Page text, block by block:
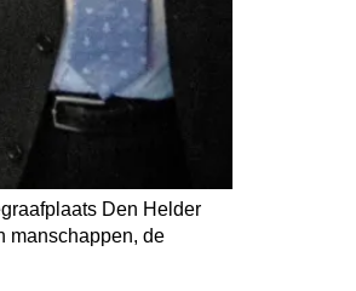
Den Helder
manschappen, de